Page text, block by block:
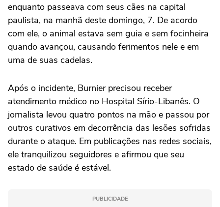
enquanto passeava com seus cães na capital
paulista, na manhã deste domingo, 7. De acordo
com ele, o animal estava sem guia e sem focinheira
quando avançou, causando ferimentos nele e em
uma de suas cadelas.
Após o incidente, Burnier precisou receber
atendimento médico no Hospital Sírio-Libanês. O
jornalista levou quatro pontos na mão e passou por
outros curativos em decorrência das lesões sofridas
durante o ataque. Em publicações nas redes sociais,
ele tranquilizou seguidores e afirmou que seu
estado de saúde é estável.
PUBLICIDADE